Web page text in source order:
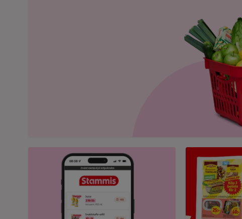
Bild på mobil som visar ICA appen